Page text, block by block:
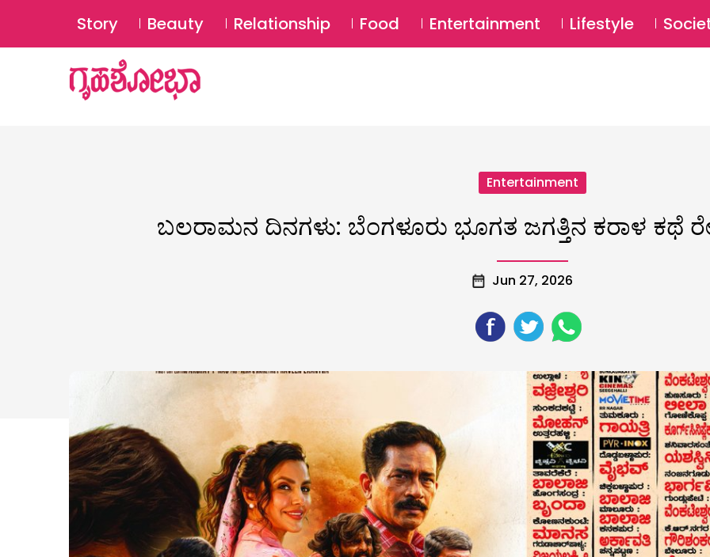
Story Beauty Relationship Food Entertainment Lifestyle
Entertainment
ಬಲರಾಮನ ದಿನಗಳು: ಬೆಂಗಳೂರು ಭೂಗತ ಜಗತ್ತಿನ ಕರಾಳ ಕಥೆ
Jun 27, 2026